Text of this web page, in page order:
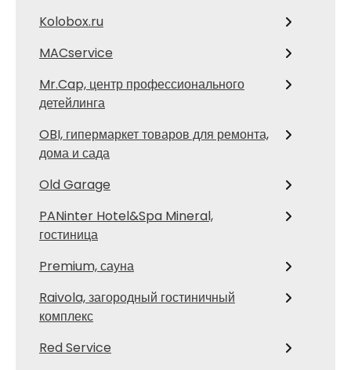
Kolobox.ru
MACservice
Mr.Cap, центр профессионального
детейлинга
OBI, гипермаркет товаров для ремонта,
дома и сада
Old Garage
PANinter Hotel&Spa Mineral,
гостиница
Premium, сауна
Raivola, загородный гостиничный
комплекс
Red Service